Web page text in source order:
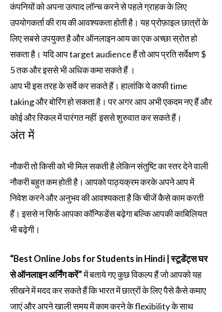
कंपनियों को अपना उत्पाद लॉन्च करने से पहले ग्राहक के लिए
उपयोगकर्ता की राय की आवश्यकता होती है। यह प्रोफ़ाइल छात्रों के
लिए सबसे उपयुक्त है और ऑनलाइन आय का एक अच्छा स्रोत हो
सकता है। यदि आप target audience हैं तो आप प्रति सर्वेक्षण $
5 तक और इससे भी अधिक कमा सकते हैं ।
आप भी इस तरह के सर्वे कर सकते हैं। हालांकि ये काफी time
taking और बोरिंग हो सकता है। पर अगर आप अभी एकदम नए हैं और
कोई और स्किल में पारंगत नहीं इससे शुरुवात कर सकते हैं।
अंत में
नौकरी तो किसी को भी मिल सकती है लेकिन संतुष्टि का स्तर देने वाली
नौकरी बहुत कम होती है। आपको पाठ्यक्रम करके अपने आप में
निवेश करने और अनुभव की आवश्यकता है कि चीजें कैसे काम करती
हैं। इससे न सिर्फ आपका कॉन्फिडेंस बढ़ेगा बल्कि आपकी काबिलियत
भी बढ़ेगी।
“Best Online Jobs for Students in Hindi | स्टूडेंट्स घर
से ऑनलाइन अर्निंग करें”में बताये गए कुछ विकल्प हैं जो आपको यह
सीखने में मदद कर सकते हैं कि भारत में छात्रों के लिए पैसे कैसे कमाए
जाएं और अपने खाली समय में काम करने के flexibility के साथ